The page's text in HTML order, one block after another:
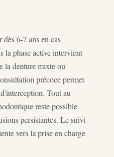
6-7 ans en cas
la phase active intervient
la denture mixte ou
précoce permet
Tout au
reste possible
persistantes. Le suivi
vers la prise en charge